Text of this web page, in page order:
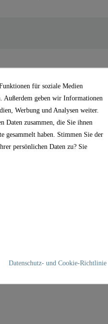
Bad ist eine
verbaut mit
die Kartusche
für soziale Medien
Außerdem geben wir Informationen
Werbung und Analysen weiter.
Daten zusammen, die Sie ihnen
gesammelt haben. Stimmen Sie der
persönlichen Daten zu? Sie
Datenschutz- und Cookie-Richtlinie